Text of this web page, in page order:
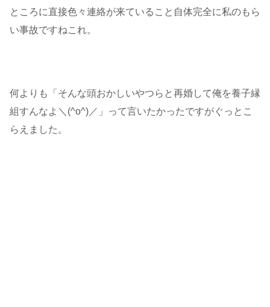
ところに直接色々連絡が来ていること自体完全に私のもら
い事故ですねこれ。
何よりも「そんな頭おかしいやつらと再婚して俺を養子縁
組すんなよ＼(^o^)／」って言いたかったですがぐっとこ
らえました。